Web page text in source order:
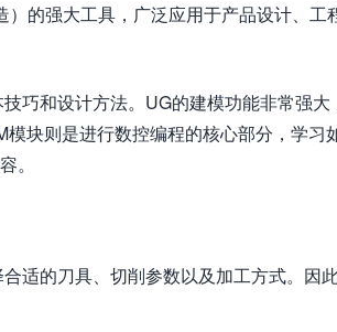
的强大工具，广泛应用于产品设计、工
巧和设计方法。UG的建模功能非常强大
块则是进行数控编程的核心部分，学习
。
适的刀具、切削参数以及加工方式。因